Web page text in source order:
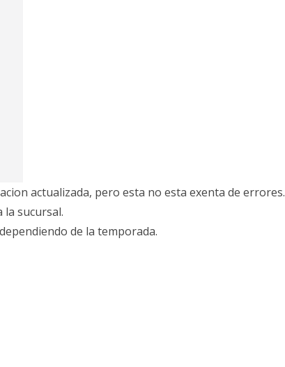
actualizada, pero esta no esta exenta de errores.
la sucursal.
de la temporada.